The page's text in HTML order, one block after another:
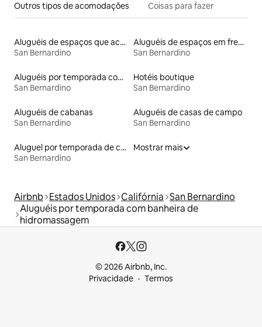
Outros tipos de acomodações Coisas para fazer
Aluguéis de espaços que aceitam animais de estimação
San Bernardino
Aluguéis de espaços em frente à praia
San Bernardino
Aluguéis por temporada com banheira
San Bernardino
Hotéis boutique
San Bernardino
Aluguéis de cabanas
San Bernardino
Aluguéis de casas de campo
San Bernardino
Aluguel por temporada de casas de hóspedes
San Bernardino
Mostrar mais
Airbnb Estados Unidos Califórnia San Bernardino
Aluguéis por temporada com banheira de
hidromassagem
© 2026 Airbnb, Inc.
Privacidade
Termos